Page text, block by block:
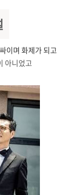
이며 화제가 되고
아니었고